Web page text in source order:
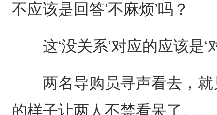
不应该是回答‘不麻烦’吗？
这‘没关系’对应的应该是‘
两名导购员寻声看去，就
的样子让两人不禁看呆了。